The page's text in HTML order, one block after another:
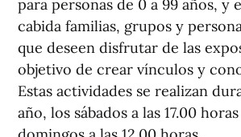
para personas de 0 a 99 años, y
cabida familias, grupos y
que deseen disfrutar de las
objetivo de crear vínculos y
Estas actividades se realizan
año, los sábados a las 17.00